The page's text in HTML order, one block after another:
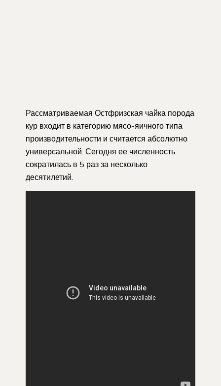
Рассматриваемая Остфризская чайка порода
кур входит в категорию мясо-яичного типа
производительности и считается абсолютно
универсальной. Сегодня ее численность
сократилась в 5 раз за несколько
десятилетий.